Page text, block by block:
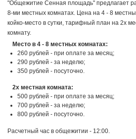
"Общежитие Сенная площадь" предлагает
8-ми местных комнатах. Цена на 4 - 8
койко-место в сутки, тарифный план на 2х
комнату.
Место в 4 - 8 местных комнатах:
260 рублей - при оплате за месяц;
290 рублей - за неделю;
350 рублей - посуточно.
2х местная комната:
500 рублей - при оплате за месяц;
700 рублей - за неделю;
800 рублей - посуточно.
Расчетный час в общежитии - 12:00.